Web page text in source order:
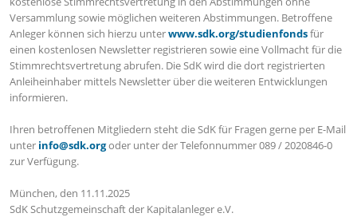
Versammlung sowie möglichen weiteren Abstimmungen. Betroffene
Anleger können sich hierzu unterwww.sdk.org/studienfondsfür
einen kostenlosen Newsletter registrieren sowie eine Vollmacht für die
Stimmrechtsvertretung abrufen. Die SdK wird die dort registrierten
Anleiheinhaber mittels Newsletter über die weiteren Entwicklungen
informieren.
Ihren betroffenen Mitgliedern steht die SdK für Fragen gerne per E-Mail
unter info@sdk.orgoder unter der Telefonnummer 089 / 2020846-0
zur Verfügung.
München, den 11.11.2025
SdK Schutzgemeinschaft der Kapitalanleger e.V.